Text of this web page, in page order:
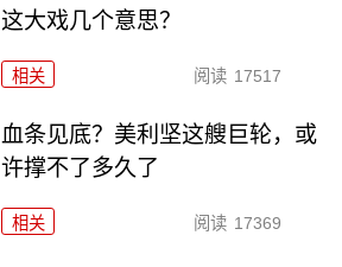
这大戏几个意思？
相关 阅读 17517
血条见底？美利坚这艘巨轮，或
许撑不了多久了
相关 阅读 17369